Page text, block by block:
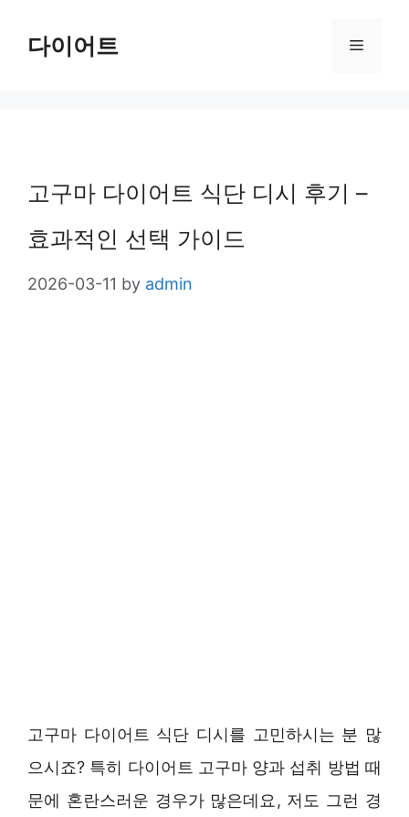
다이어트 Menu
고구마 다이어트 식단 디시 후기 –
효과적인 선택 가이드
2026-03-11 by admin
고구마 다이어트 식단 디시를 고민하시는 분 많
으시죠? 특히 다이어트 고구마 양과 섭취 방법 때
문에 혼란스러운 경우가 많은데요, 저도 그런 경